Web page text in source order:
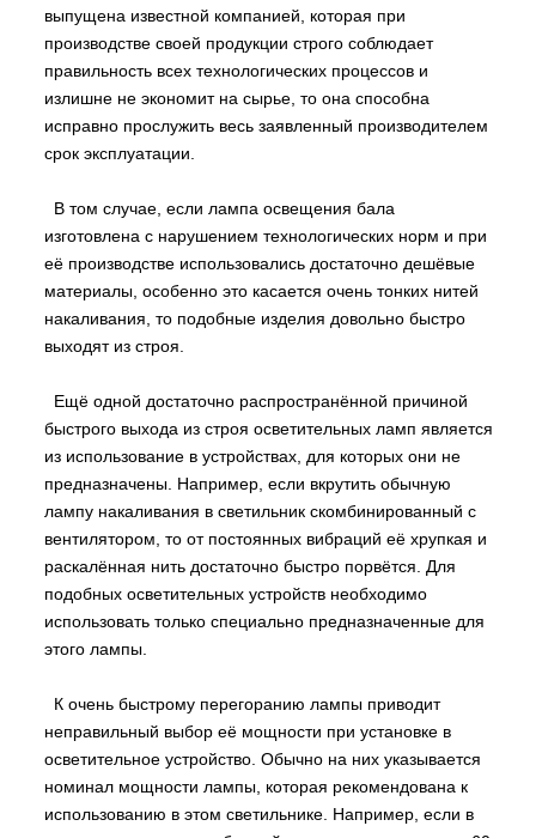
выпущена известной компанией, которая при
производстве своей продукции строго соблюдает
правильность всех технологических процессов и
излишне не экономит на сырье, то она способна
исправно прослужить весь заявленный производителем
срок эксплуатации.
В том случае, если лампа освещения бала
изготовлена с нарушением технологических норм и при
её производстве использовались достаточно дешёвые
материалы, особенно это касается очень тонких нитей
накаливания, то подобные изделия довольно быстро
выходят из строя.
Ещё одной достаточно распространённой причиной
быстрого выхода из строя осветительных ламп является
из использование в устройствах, для которых они не
предназначены. Например, если вкрутить обычную
лампу накаливания в светильник скомбинированный с
вентилятором, то от постоянных вибраций её хрупкая и
раскалённая нить достаточно быстро порвётся. Для
подобных осветительных устройств необходимо
использовать только специально предназначенные для
этого лампы.
К очень быстрому перегоранию лампы приводит
неправильный выбор её мощности при установке в
осветительное устройство. Обычно на них указывается
номинал мощности лампы, которая рекомендована к
использованию в этом светильнике. Например, если в